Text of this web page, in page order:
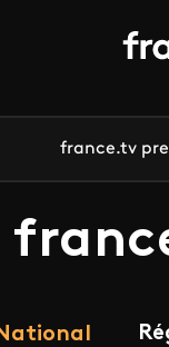
france.tv